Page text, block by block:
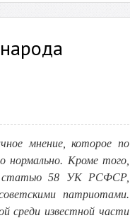
мнение, которое по
Кроме того,
статью 58 УК РСФСР,
патриотами.
среди известной части